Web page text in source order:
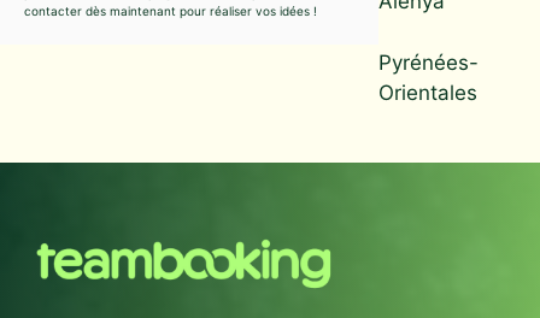
contacter dès maintenant pour réaliser vos idées !
Pyrénées-
Orientales